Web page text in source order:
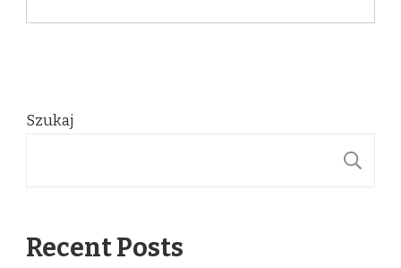
Szukaj
Recent Posts